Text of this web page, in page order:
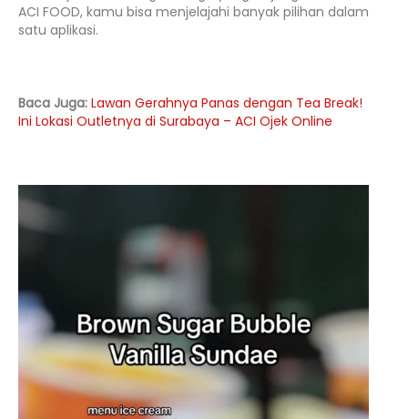
ACI FOOD, kamu bisa menjelajahi banyak pilihan dalam
satu aplikasi.
Baca Juga: Lawan Gerahnya Panas dengan Tea Break!
Ini Lokasi Outletnya di Surabaya – ACI Ojek Online